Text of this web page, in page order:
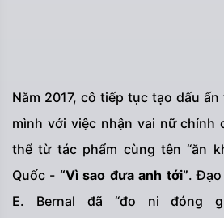
Năm 2017, cô tiếp tục tạo dấu
mình với việc nhận vai nữ chính
thể từ tác phẩm cùng tên “ăn
Quốc - “Vì sao đưa anh tới”.
E. Bernal đã “đo ni đóng